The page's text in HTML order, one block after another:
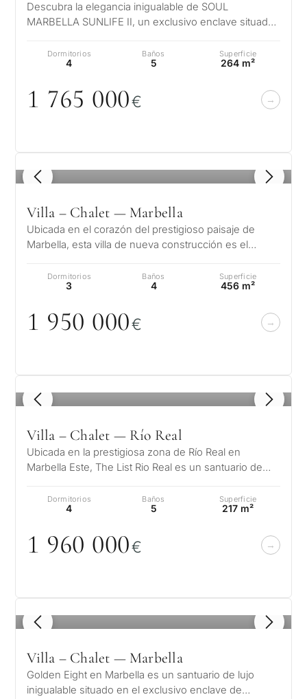
Descubra la elegancia inigualable de SOUL
MARBELLA SUNLIFE II, un exclusivo enclave situado
Dormitorios
4
Baños
5
Superficie
264 m²
1 765 000€
1 / 8
Villa – Chalet — Marbella
Ubicada en el corazón del prestigioso paisaje de
Marbella, esta villa de nueva construcción es el
Dormitorios
3
Baños
4
Superficie
456 m²
1 950 000€
1 / 8
Villa – Chalet — Río Real
Ubicada en la prestigiosa zona de Río Real en
Marbella Este, The List Rio Real es un santuario de
Dormitorios
4
Baños
5
Superficie
217 m²
1 960 000€
1 / 8
Villa – Chalet — Marbella
Golden Eight en Marbella es un santuario de lujo
inigualable situado en el exclusivo enclave de
qué